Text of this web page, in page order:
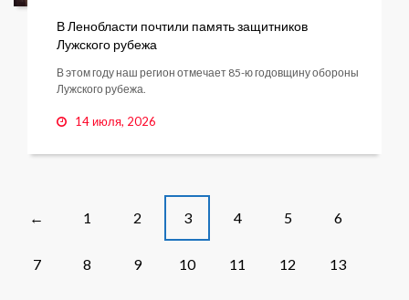
В Ленобласти почтили память защитников
Лужского рубежа
В этом году наш регион отмечает 85-ю годовщину обороны
Лужского рубежа.
14 июля, 2026
Posts
navigation
← 1 2 3 4 5 6
7 8 9 10 11 12 13